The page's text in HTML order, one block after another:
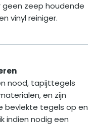
geen zeep houdende
vinyl reiniger.
nood, tapijttegels
en zijn
bevlekte tegels op en
indien nodig een